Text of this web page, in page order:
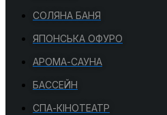
СОЛЯНА БАНЯ
ЯПОНСЬКА ОФУРО
АРОМА-САУНА
БАССЕЙН
СПА-КІНОТЕАТР